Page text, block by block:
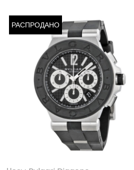
РАСПРОДАНО